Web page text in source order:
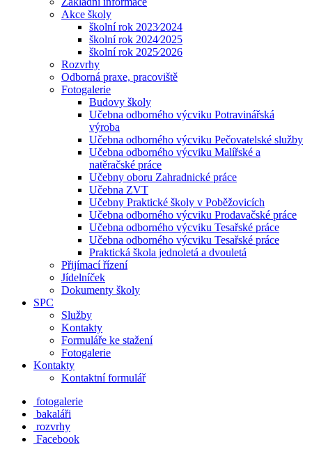
Akce školy
školní rok 2023⁄2024
školní rok 2024⁄2025
školní rok 2025⁄2026
Rozvrhy
Odborná praxe, pracoviště
Fotogalerie
Budovy školy
Učebna odborného výcviku Potravinářská
výroba
Učebna odborného výcviku Pečovatelské služby
Učebna odborného výcviku Malířské a
natěračské práce
Učebny oboru Zahradnické práce
Učebna ZVT
Učebny Praktické školy v Poběžovicích
Učebna odborného výcviku Prodavačské práce
Učebna odborného výcviku Tesařské práce
Učebna odborného výcviku Tesařské práce
Praktická škola jednoletá a dvouletá
Přijímací řízení
Jídelníček
Dokumenty školy
SPC
Služby
Kontakty
Formuláře ke stažení
Fotogalerie
Kontakty
Kontaktní formulář
fotogalerie
bakaláři
rozvrhy
Facebook